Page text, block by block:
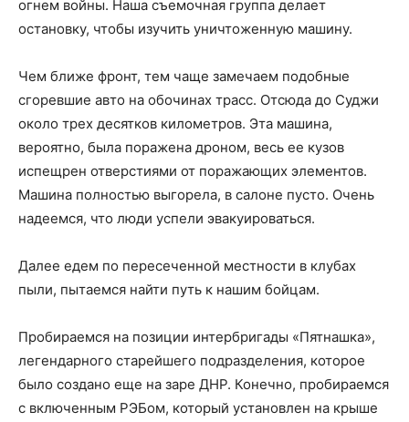
огнем войны. Наша съемочная группа делает
остановку, чтобы изучить уничтоженную машину.
Чем ближе фронт, тем чаще замечаем подобные
сгоревшие авто на обочинах трасс. Отсюда до Суджи
около трех десятков километров. Эта машина,
вероятно, была поражена дроном, весь ее кузов
испещрен отверстиями от поражающих элементов.
Машина полностью выгорела, в салоне пусто. Очень
надеемся, что люди успели эвакуироваться.
Далее едем по пересеченной местности в клубах
пыли, пытаемся найти путь к нашим бойцам.
Пробираемся на позиции интербригады «Пятнашка»,
легендарного старейшего подразделения, которое
было создано еще на заре ДНР. Конечно, пробираемся
с включенным РЭБом, который установлен на крыше